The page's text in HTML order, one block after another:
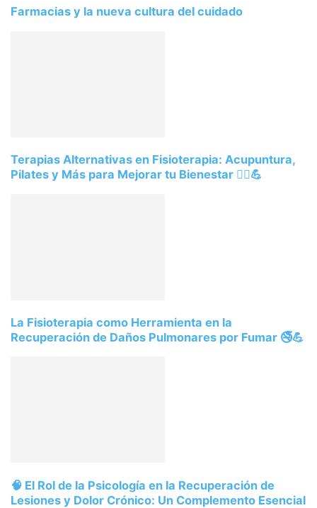
Farmacias y la nueva cultura del cuidado
Terapias Alternativas en Fisioterapia: Acupuntura,
Pilates y Más para Mejorar tu Bienestar 💆‍♂️💪
La Fisioterapia como Herramienta en la
Recuperación de Daños Pulmonares por Fumar 🚭💪
🧠 El Rol de la Psicología en la Recuperación de
Lesiones y Dolor Crónico: Un Complemento Esencial